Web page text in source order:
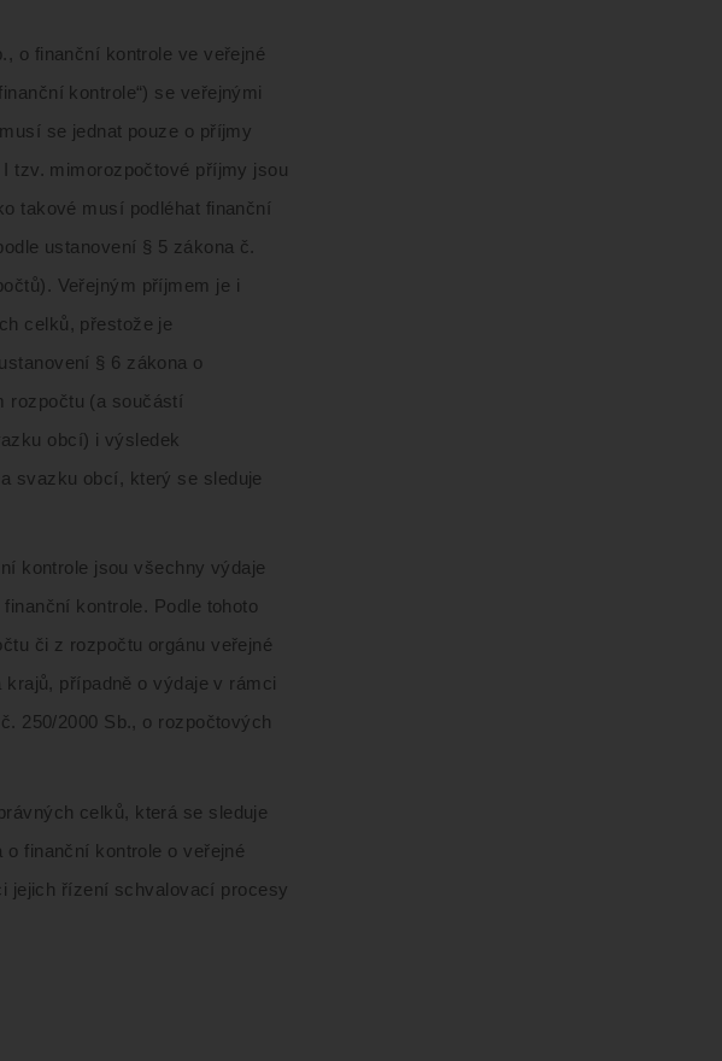
o finanční kontrole ve veřejné
kontrole“) se veřejnými
se jednat pouze o příjmy
tzv. mimorozpočtové příjmy jsou
takové musí podléhat finanční
ustanovení § 5 zákona č.
Veřejným příjmem je i
celků, přestože je
§ 6 zákona o
rozpočtu (a součástí
obcí) i výsledek
svazku obcí, který se sleduje
kontrole jsou všechny výdaje
kontrole. Podle tohoto
či z rozpočtu orgánu veřejné
případně o výdaje v rámci
250/2000 Sb., o rozpočtových
celků, která se sleduje
finanční kontrole o veřejné
jejich řízení schvalovací procesy